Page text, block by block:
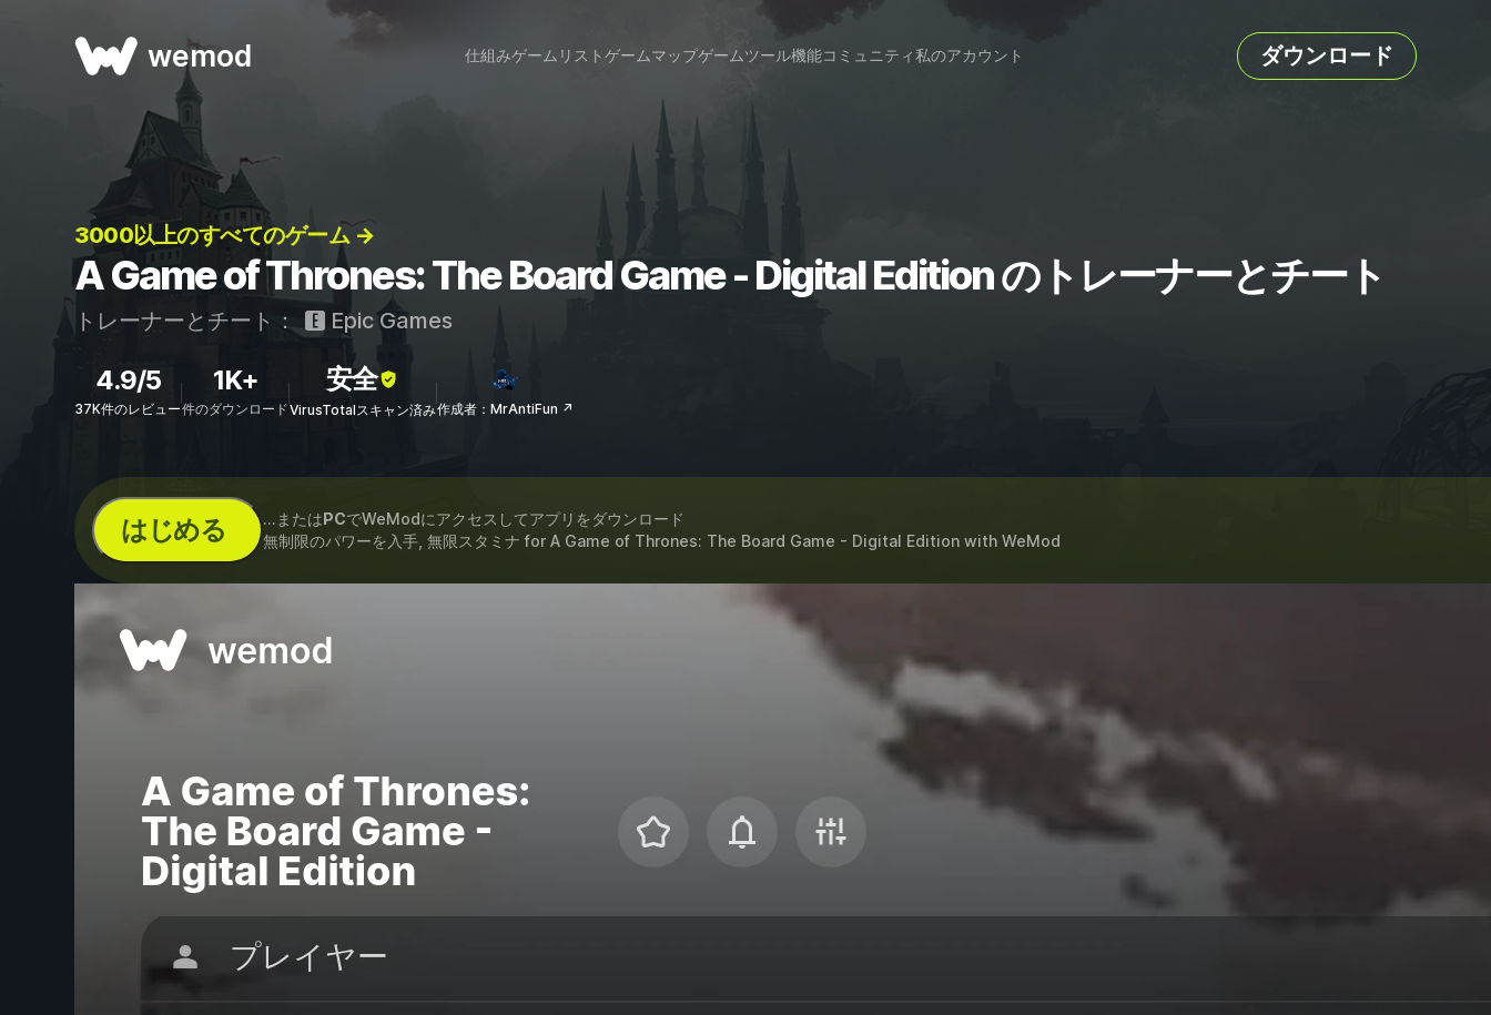
wemod 仕組みゲームリストゲームマップゲームツール機能コミュニティ私のアカウント ダウンロード
3000以上のすべてのゲーム →
A Game of Thrones: The Board Game - Digital Edition のトレーナーとチート
トレーナーとチート： Epic Games
4.9/5
37K件のレビュー
1K+
件のダウンロード
安全
VirusTotalスキャン済み作成者：MrAntiFun ↗
はじめる ...またはPCでWeModにアクセスしてアプリをダウンロード
無制限のパワーを入手, 無限スタミナ for A Game of Thrones: The Board Game - Digital Edition with WeMod